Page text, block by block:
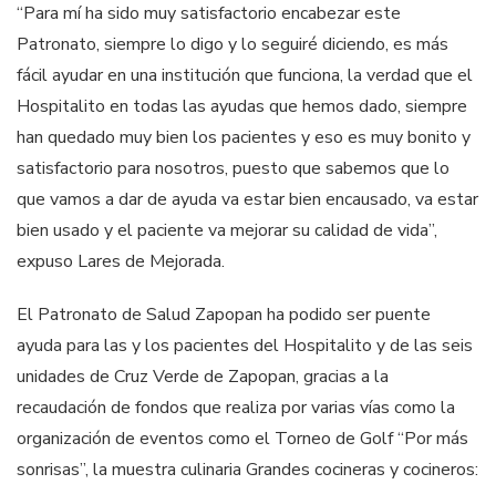
“Para mí ha sido muy satisfactorio encabezar este
Patronato, siempre lo digo y lo seguiré diciendo, es más
fácil ayudar en una institución que funciona, la verdad que el
Hospitalito en todas las ayudas que hemos dado, siempre
han quedado muy bien los pacientes y eso es muy bonito y
satisfactorio para nosotros, puesto que sabemos que lo
que vamos a dar de ayuda va estar bien encausado, va estar
bien usado y el paciente va mejorar su calidad de vida”,
expuso Lares de Mejorada.
El Patronato de Salud Zapopan ha podido ser puente
ayuda para las y los pacientes del Hospitalito y de las seis
unidades de Cruz Verde de Zapopan, gracias a la
recaudación de fondos que realiza por varias vías como la
organización de eventos como el Torneo de Golf “Por más
sonrisas”, la muestra culinaria Grandes cocineras y cocineros: